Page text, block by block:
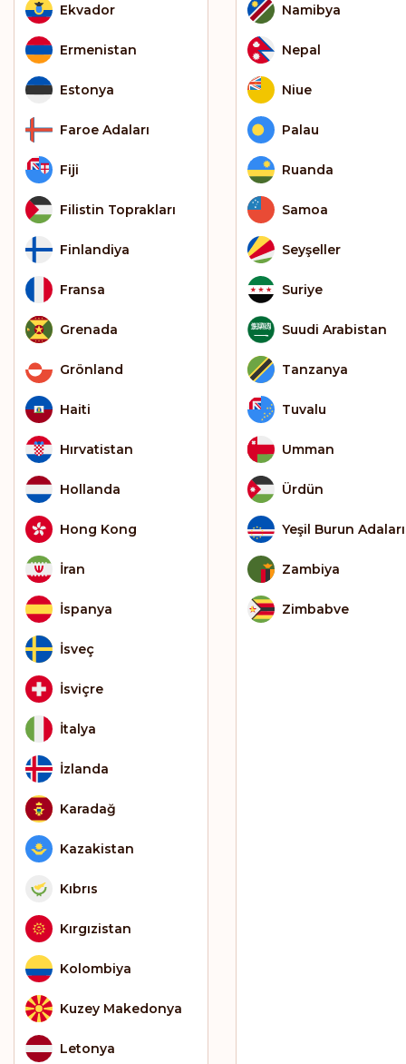
Ekvador
Ermenistan
Estonya
Faroe Adaları
Fiji
Filistin Toprakları
Finlandiya
Fransa
Grenada
Grönland
Haiti
Hırvatistan
Hollanda
Hong Kong
İran
İspanya
İsveç
İsviçre
İtalya
İzlanda
Karadağ
Kazakistan
Kıbrıs
Kırgızistan
Kolombiya
Kuzey Makedonya
Letonya
Namibya
Nepal
Niue
Palau
Ruanda
Samoa
Seyşeller
Suriye
Suudi Arabistan
Tanzanya
Tuvalu
Umman
Ürdün
Yeşil Burun Adaları
Zambiya
Zimbabve